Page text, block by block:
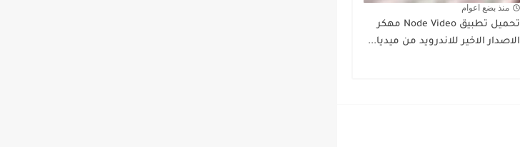
منذ بضع اعوام
تحميل تطبيق Node Video مهكر
الاصدار الاخير للاندرويد من ميديا...